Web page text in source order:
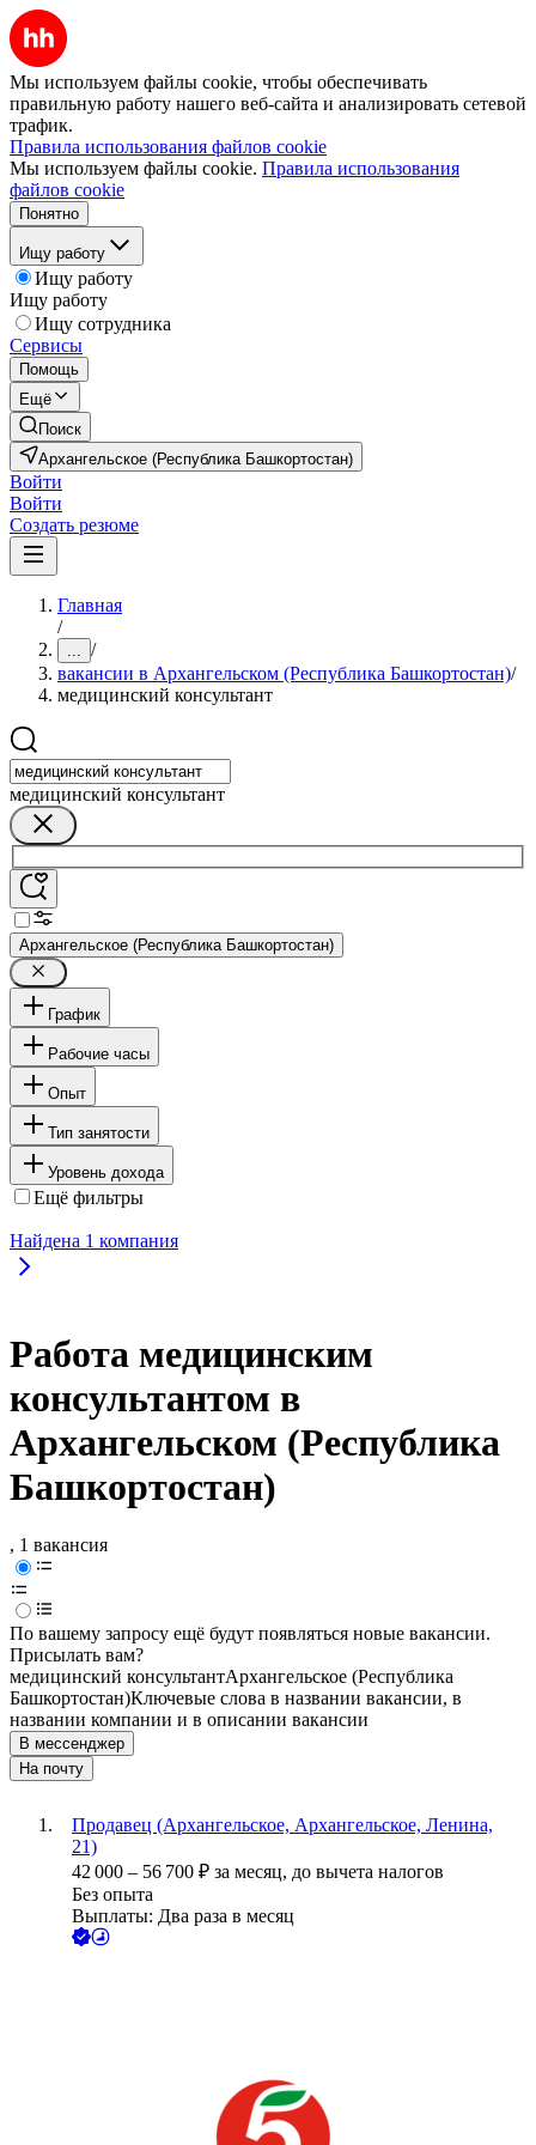
Мы используем файлы cookie, чтобы обеспечивать
правильную работу нашего веб-сайта и анализировать сетевой
трафик.
Правила использования файлов cookie
Мы используем файлы cookie. Правила использования
файлов cookie
Понятно
Ищу работу
Ищу работу
Ищу работу
Ищу сотрудника
Сервисы
Помощь
Ещё
Поиск
Архангельское (Республика Башкортостан)
Войти
Войти
Создать резюме
Главная
/
... /
вакансии в Архангельском (Республика Башкортостан)/
медицинский консультант
медицинский консультант
Архангельское (Республика Башкортостан)
График
Рабочие часы
Опыт
Тип занятости
Уровень дохода
Ещё фильтры
Найдена 1 компания
Работа медицинским
консультантом в
Архангельском (Республика
Башкортостан)
, 1 вакансия
По вашему запросу ещё будут появляться новые вакансии.
Присылать вам?
медицинский консультантАрхангельское (Республика
Башкортостан)Ключевые слова в названии вакансии, в
названии компании и в описании вакансии
В мессенджер
На почту
Продавец (Архангельское, Архангельское, Ленина,
21)
42 000 – 56 700 ₽ за месяц, до вычета налогов
Без опыта
Выплаты: Два раза в месяц